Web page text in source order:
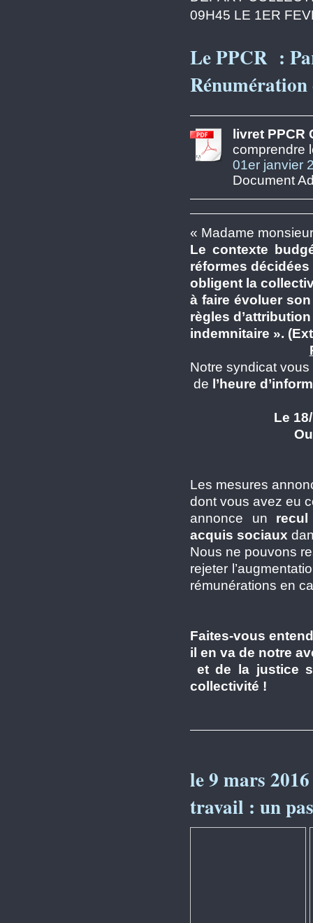
09H45 LE 1ER
Le PPCR :
Rénumération
livret PPCR
comprendre
01er janvier
Document
« Madame
Le contexte
réformes décidées
obligent la
à faire évoluer
règles
indemnitaire ».
Notre syndicat
de l’heure
Le
Les mesures
dont vous avez eu
annonce un recul
acquis sociaux
Nous ne pouvons
rejeter
rémunérations en
Faites-vous
il en va de notre
et de la justice
collectivité !
le 9 mars
travail : un